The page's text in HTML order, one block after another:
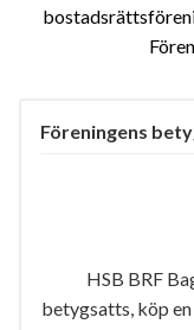
Föreningens
HSB BRF
betygsatts, köp